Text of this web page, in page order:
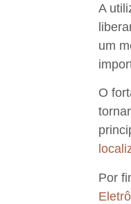
A
um
O
Por